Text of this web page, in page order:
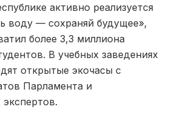
активно реализуется
воду — сохраняй будущее»,
более 3,3 миллиона
В учебных заведениях
открытые экочасы с
Парламента и